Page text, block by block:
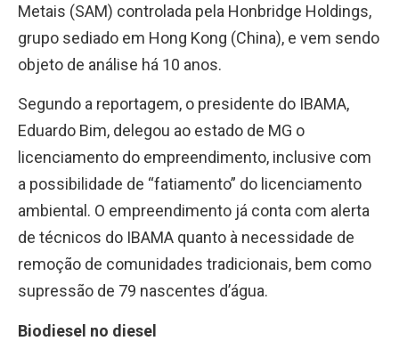
Metais (SAM) controlada pela Honbridge Holdings,
grupo sediado em Hong Kong (China), e vem sendo
objeto de análise há 10 anos.
Segundo a reportagem, o presidente do IBAMA,
Eduardo Bim, delegou ao estado de MG o
licenciamento do empreendimento, inclusive com
a possibilidade de “fatiamento” do licenciamento
ambiental. O empreendimento já conta com alerta
de técnicos do IBAMA quanto à necessidade de
remoção de comunidades tradicionais, bem como
supressão de 79 nascentes d’água.
Biodiesel no diesel